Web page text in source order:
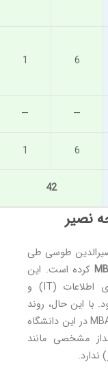
6
1
—
—
6
1
42
طوسی طی
کرده است. این
رشته در کنار گروه‌های فعال مالی، فناوری اطلاعات (IT) و
با این حال، روند
تغییر ظرفیت‌ها نشان می‌دهد که توسعه‌ی MBA در این دانشگاه
مشخصی مانند
ندارد.